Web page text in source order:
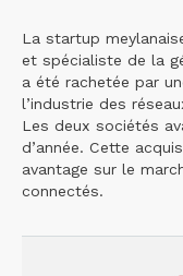
La startup
et spécialiste de la
a été rachetée par
l’industrie des
Les deux sociétés
d’année. Cette
avantage sur le
connectés.